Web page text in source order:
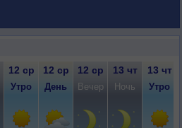
12 ср 12 ср 12 ср 13 чт 13 чт
Утро День Вечер Ночь Утро